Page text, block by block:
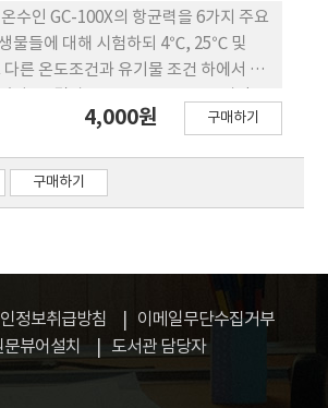
만 아니라 마우스의
tract에서 역시 Salmonella에
보임을 확인할 수 있었다. 본 연구를 통
그 성분을 이용한 병원성 세균의 제거 및
과 등과 같은 연구의 필요성이 확인되었
능성도 매우 높을 것으로 사료된다.
수인 GC-100X의 항균력을 6가지 주요
물들에 대해 시험하되 4℃, 25℃ 및
른 온도조건과 유기물 조건 하에서 실
서 모든 유해균에 대해 1.0X 10^4
로 2배 희석한 경우에도 동일한 결과를
기물이 존재할 경우는 항균력의 약화
었다. 방울 토마토에 인위적으로 E.
을 부착시키고 그에 대한 GC-100X의
타의 세척제들과 비교해 본 결과, GC-
100X 5% 용액은 100 ppm 염소용
세척효과를 나타내었으며 시판 주방용
4,000원 구매하기
구매하기
정보취급방침
이메일무단수집거부
문뷰어설치
도서관 담당자